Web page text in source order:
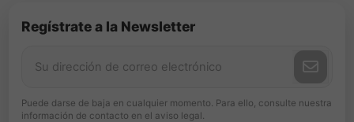
Regístrate a la Newsletter
Puede darse de baja en cualquier momento. Para ello, consulte nuestra
información de contacto en el aviso legal.